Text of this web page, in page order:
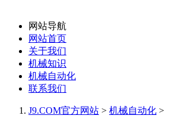
网站导航
网站首页
关于我们
机械知识
机械自动化
联系我们
J9.COM官方网站 > 机械自动化 >